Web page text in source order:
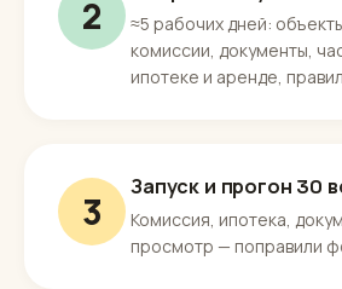
2
≈5 рабочих дней:
комиссии, документы,
ипотеке и аренде,
3
Запуск и прогон 30
Комиссия, ипотека,
просмотр — поправили